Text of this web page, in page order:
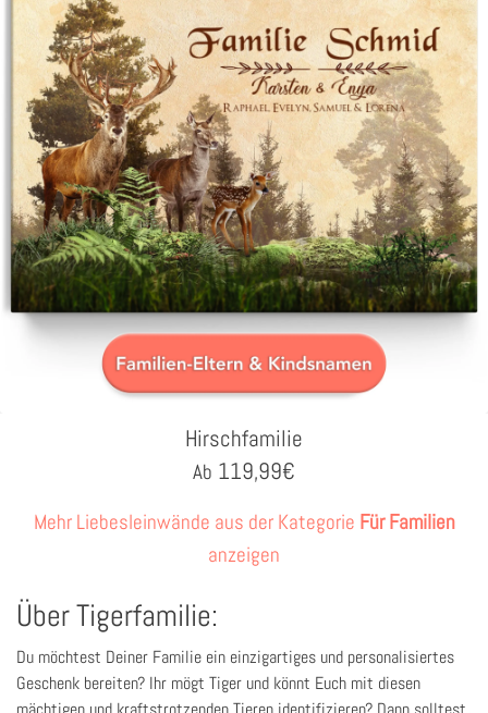
Hirschfamilie
Ab 119,99€
Mehr Liebesleinwände aus der Kategorie Für Familien
anzeigen
Über Tigerfamilie:
Du möchtest Deiner Familie ein einzigartiges und personalisiertes
Geschenk bereiten? Ihr mögt Tiger und könnt Euch mit diesen